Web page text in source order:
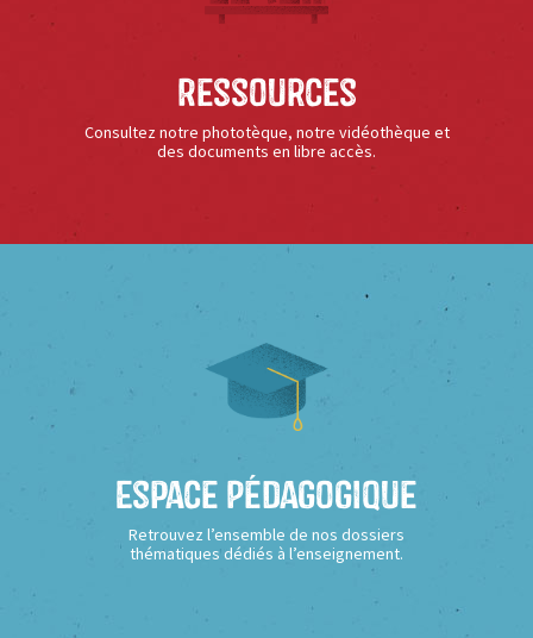
Ressources
Consultez notre phototèque, notre vidéothèque et
des documents en libre accès.
Espace Pédagogique
Retrouvez l’ensemble de nos dossiers
thématiques dédiés à l’enseignement.